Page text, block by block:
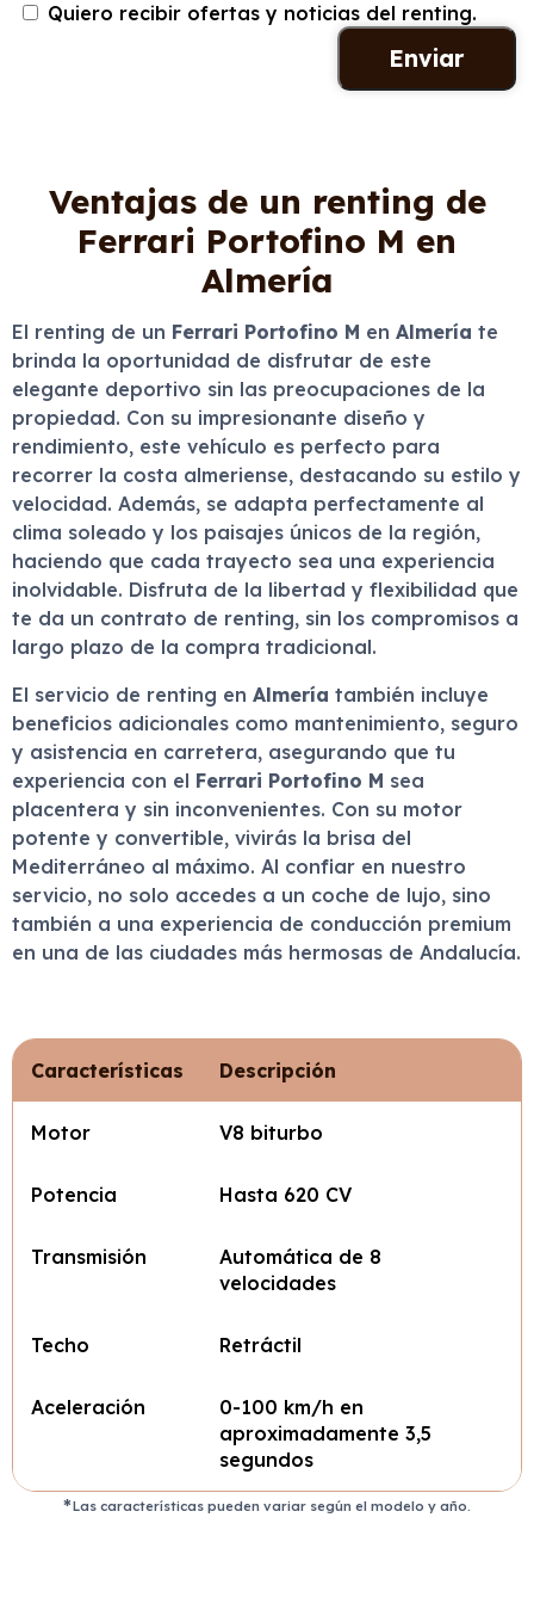
Quiero recibir ofertas y noticias del renting.
Ventajas de un renting de
Ferrari Portofino M en
Almería
El renting de un Ferrari Portofino M en Almería te
brinda la oportunidad de disfrutar de este
elegante deportivo sin las preocupaciones de la
propiedad. Con su impresionante diseño y
rendimiento, este vehículo es perfecto para
recorrer la costa almeriense, destacando su estilo y
velocidad. Además, se adapta perfectamente al
clima soleado y los paisajes únicos de la región,
haciendo que cada trayecto sea una experiencia
inolvidable. Disfruta de la libertad y flexibilidad que
te da un contrato de renting, sin los compromisos a
largo plazo de la compra tradicional.
El servicio de renting en Almería también incluye
beneficios adicionales como mantenimiento, seguro
y asistencia en carretera, asegurando que tu
experiencia con el Ferrari Portofino M sea
placentera y sin inconvenientes. Con su motor
potente y convertible, vivirás la brisa del
Mediterráneo al máximo. Al confiar en nuestro
servicio, no solo accedes a un coche de lujo, sino
también a una experiencia de conducción premium
en una de las ciudades más hermosas de Andalucía.
Características Descripción
Motor V8 biturbo
Potencia Hasta 620 CV
Transmisión
Automática de 8
velocidades
Techo Retráctil
Aceleración
0-100 km/h en
aproximadamente 3,5
segundos
Las características pueden variar según el modelo y año.